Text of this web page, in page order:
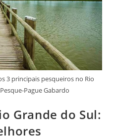
3 principais pesqueiros no Rio
Pague Gabardo
Grande do Sul: